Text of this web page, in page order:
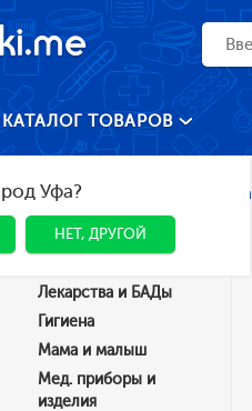
Уфа?
НЕТ, ДРУГОЙ
КАТАЛОГ ТОВАРОВ
Каталог Косметика
Категории
Лекарства и БАДы
Гигиена
Мама и малыш
Мед. приборы и
изделия